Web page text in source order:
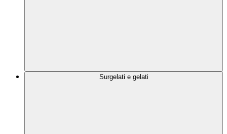
Surgelati e gelati